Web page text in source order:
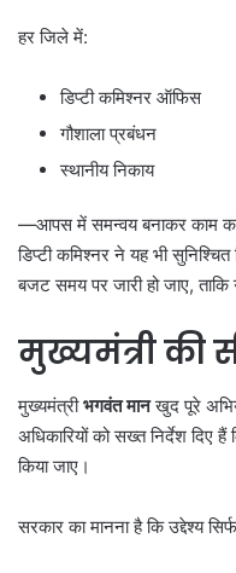
हर जिले में:
डिप्टी कमिश्नर ऑफिस
गौशाला प्रबंधन
स्थानीय निकाय
—आपस में समन्वय बनाकर काम
डिप्टी कमिश्नर ने यह भी सुनिश्चित
बजट समय पर जारी हो जाए,
मुख्यमंत्री की
मुख्यमंत्रीभगवंत मानखुद पूरे
अधिकारियों को सख्त निर्देश दिए
किया जाए।
सरकार का मानना है कि उद्देश्‍य